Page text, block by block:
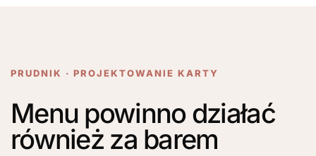
PRUDNIK · PROJEKTOWANIE KARTY
Menu powinno działać
również za barem